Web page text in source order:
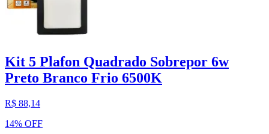
Kit 5 Plafon Quadrado Sobrepor 6w
Preto Branco Frio 6500K
R$ 88,14
14% OFF